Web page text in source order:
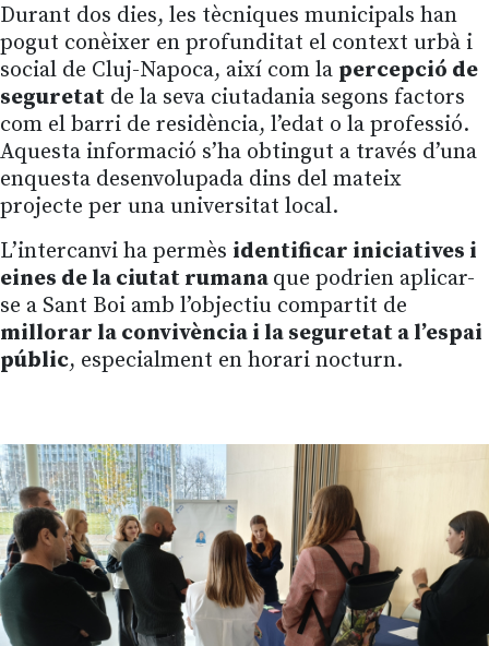
Durant dos dies, les tècniques municipals han
pogut conèixer en profunditat el context urbà i
social de Cluj-Napoca, així com la percepció de
seguretat de la seva ciutadania segons factors
com el barri de residència, l’edat o la professió.
Aquesta informació s’ha obtingut a través d’una
enquesta desenvolupada dins del mateix
projecte per una universitat local.
L’intercanvi ha permès identificar iniciatives i
eines de la ciutat rumana que podrien aplicar-
se a Sant Boi amb l’objectiu compartit de
millorar la convivència i la seguretat a l’espai
públic, especialment en horari nocturn.